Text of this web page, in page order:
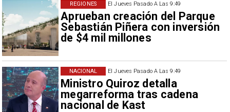
El Jueves Pasado A Las 9:49
Aprueban creación del Parque
Sebastián Piñera con inversión
de $4 mil millones
REGIONES
El Jueves Pasado A Las 9:49
Ministro Quiroz detalla
megarreforma tras cadena
nacional de Kast
NACIONAL